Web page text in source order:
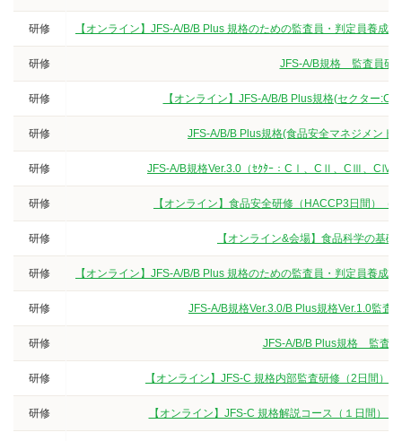
研修 【オンライン】JFS-A/B/B Plus 規格のための監査員・判定員養
研修 JFS-A/B規格 監査員研
研修 【オンライン】JFS-A/B/B Plus規格(セクター
研修 JFS-A/B/B Plus規格(食品安全マネジメント
研修 JFS-A/B規格Ver.3.0（ｾｸﾀｰ：CⅠ、CⅡ、CⅢ、CⅣ/K
研修 【オンライン】食品安全研修（HACCP3日間）
研修 【オンライン&会場】食品科学の基
研修 【オンライン】JFS-A/B/B Plus 規格のための監査員・判定員養
研修 JFS-A/B規格Ver.3.0/B Plus規格Ver.1.0監
研修 JFS-A/B/B Plus規格 監査員
研修 【オンライン】JFS-C 規格内部監査研修（2日間）
研修 【オンライン】JFS-C 規格解説コース（１日間）